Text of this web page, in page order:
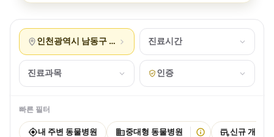
인천광역시 남동구 서창동 진료시간
진료과목 인증
빠른 필터
내 주변 동물병원 중대형 동물병원 신규 개원